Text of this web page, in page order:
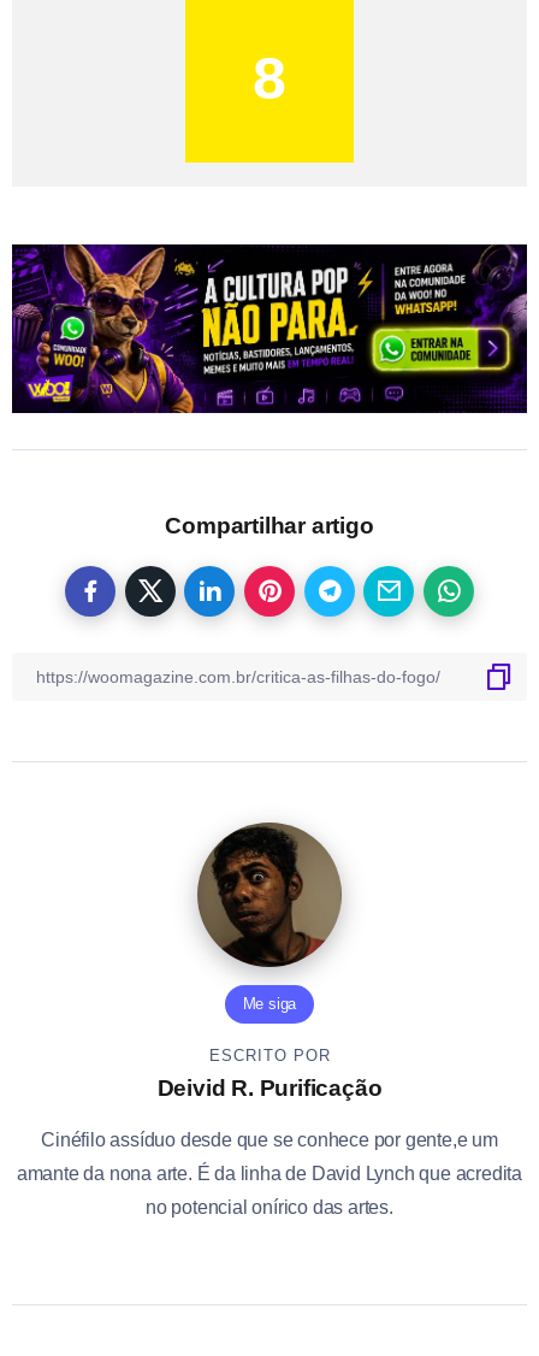
8
Compartilhar artigo
Me siga
ESCRITO POR
Deivid R. Purificação
Cinéfilo assíduo desde que se conhece por gente,e um
amante da nona arte. É da linha de David Lynch que acredita
no potencial onírico das artes.